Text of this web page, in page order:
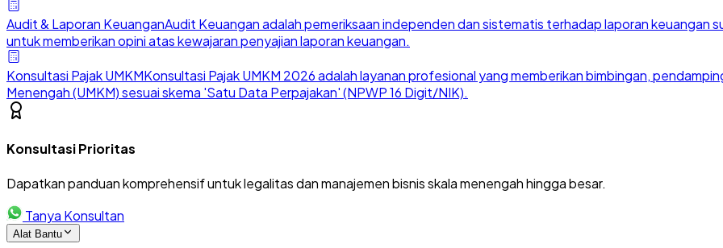
Audit & Laporan KeuanganAudit Keuangan adalah pemeriksaan independen dan sistematis terhadap laporan keuangan
untuk memberikan opini atas kewajaran penyajian laporan keuangan.
Konsultasi Pajak UMKMKonsultasi Pajak UMKM 2026 adalah layanan profesional yang memberikan bimbingan,
Menengah (UMKM) sesuai skema 'Satu Data Perpajakan' (NPWP 16 Digit/NIK).
Konsultasi Prioritas
Dapatkan panduan komprehensif untuk legalitas dan manajemen bisnis skala menengah hingga besar.
Tanya Konsultan
Alat Bantu